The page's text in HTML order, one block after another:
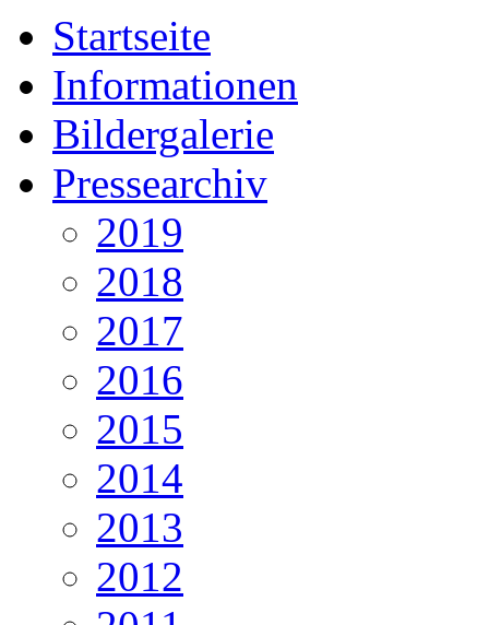
Startseite
Informationen
Bildergalerie
Pressearchiv
2019
2018
2017
2016
2015
2014
2013
2012